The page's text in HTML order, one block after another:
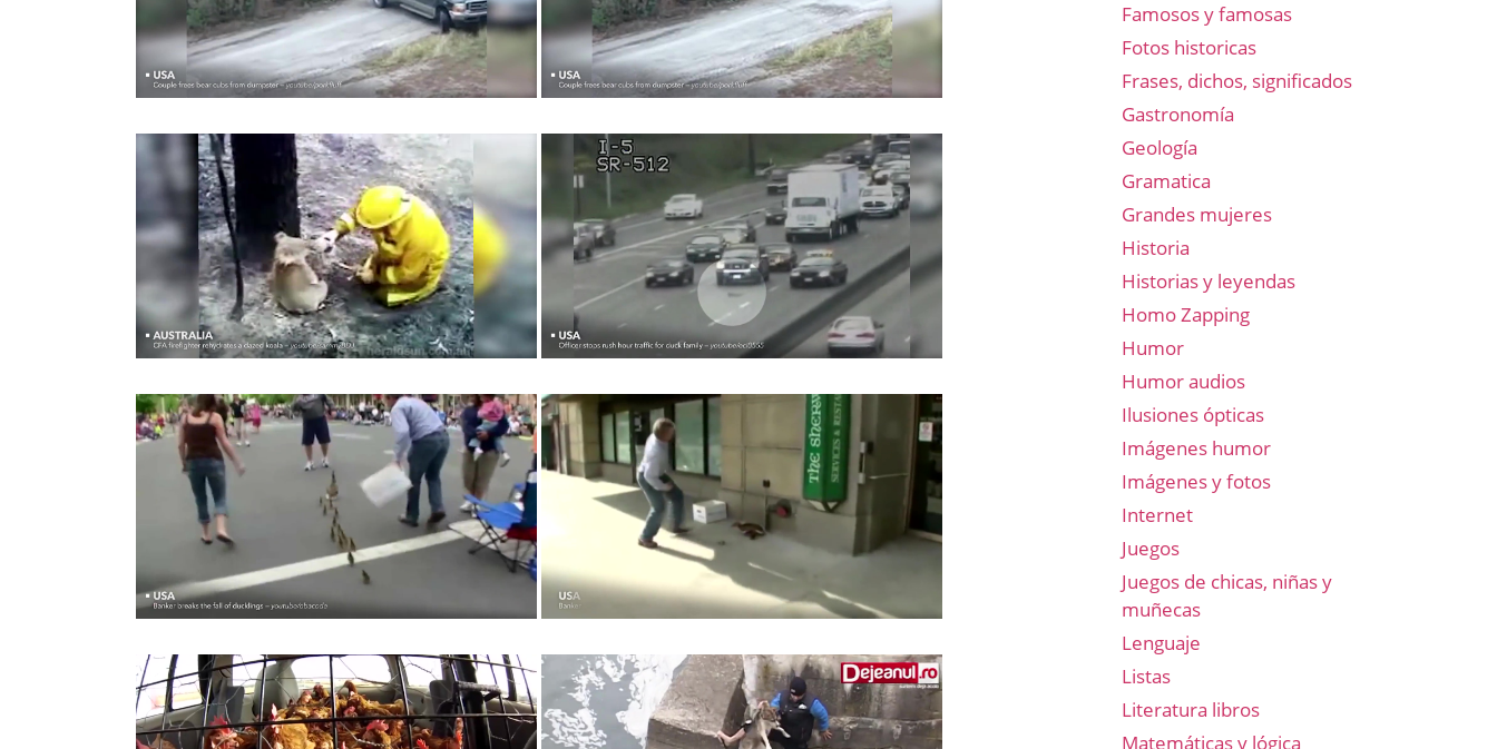
Famosos y famosas
Fotos historicas
Frases, dichos, significados
Gastronomía
Geología
Gramatica
Grandes mujeres
Historia
Historias y leyendas
Homo Zapping
Humor
Humor audios
Ilusiones ópticas
Imágenes humor
Imágenes y fotos
Internet
Juegos
Juegos de chicas, niñas y
muñecas
Lenguaje
Listas
Literatura libros
Matemáticas y lógica